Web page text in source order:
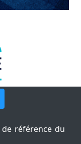
référence du